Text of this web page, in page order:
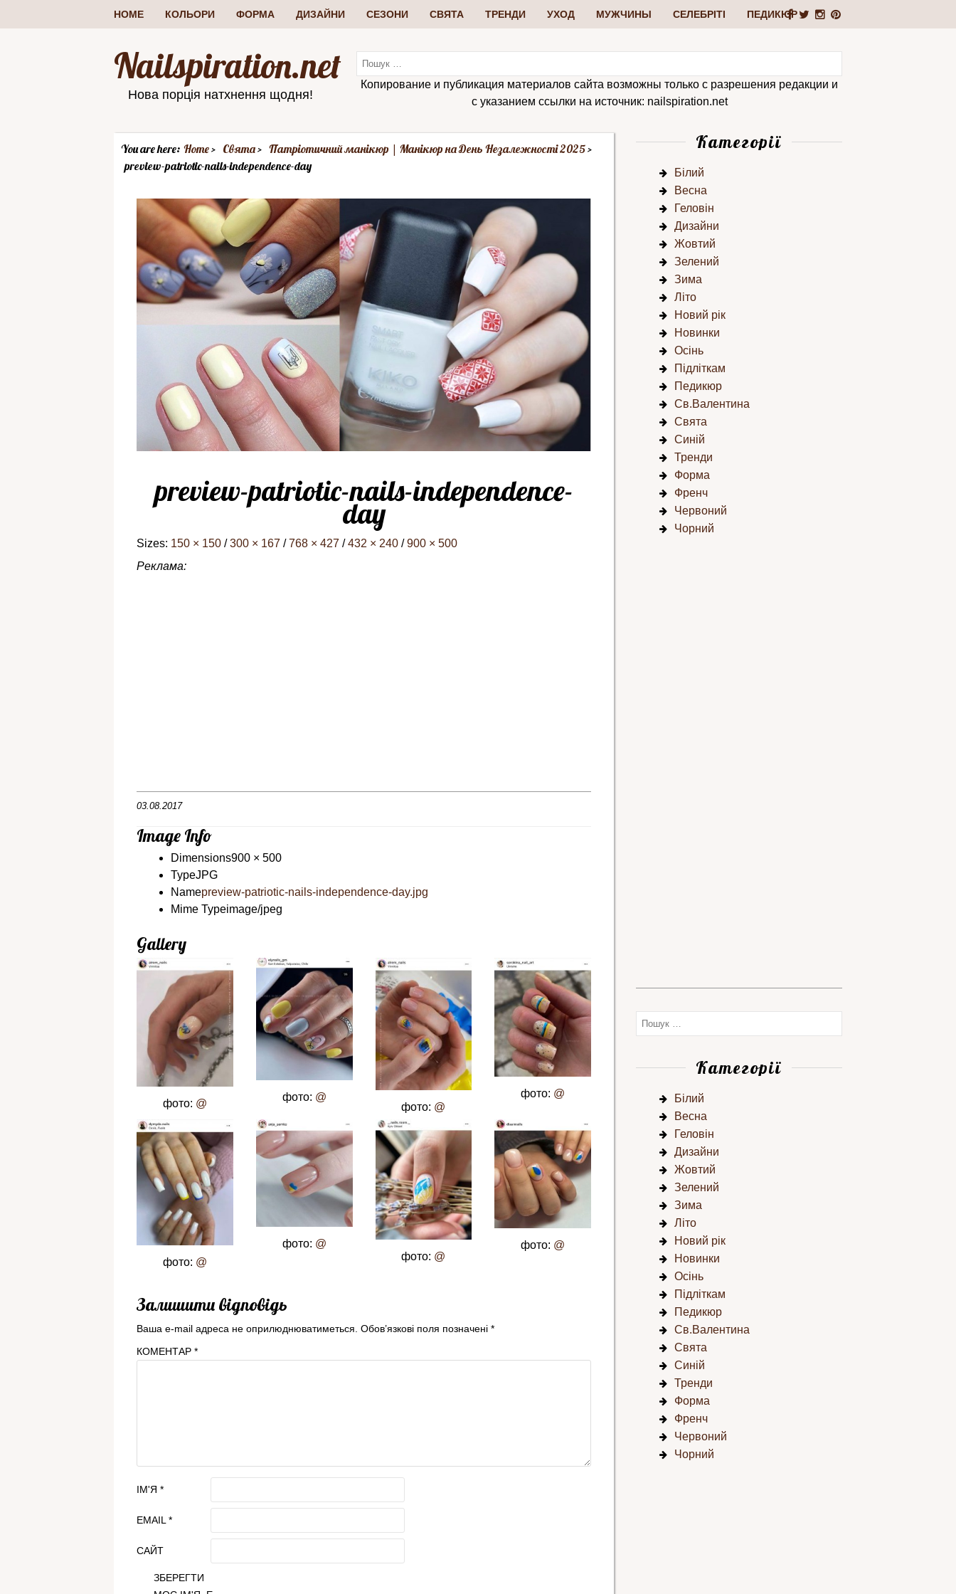
HOME КОЛЬОРИ ФОРМА ДИЗАЙНИ СЕЗОНИ СВЯТА ТРЕНДИ УХОД МУЖЧИНЫ СЕЛЕБРІТІ ПЕДИКЮР
Nailspiration.net
Нова порція натхнення щодня!
Копирование и публикация материалов сайта возможны только с разрешения редакции и
с указанием ссылки на источник: nailspiration.net
You are here: Home Свята
Патріотичний манікюр | Манікюр на День Незалежності 2025
preview-patriotic-nails-independence-day
preview-patriotic-nails-independence-
day
Sizes: 150 × 150 / 300 × 167 / 768 × 427 / 432 × 240 / 900 × 500
Реклама:
03.08.2017
Image Info
Dimensions900 × 500
TypeJPG
Namepreview-patriotic-nails-independence-day.jpg
Mime Typeimage/jpeg
Gallery
фото: @
фото: @
фото: @
фото: @
фото: @
фото: @
фото: @
фото: @
Залишити відповідь
Ваша e-mail адреса не оприлюднюватиметься. Обов’язкові поля позначені *
КОМЕНТАР *
ІМ'Я *
EMAIL *
САЙТ
ЗБЕРЕГТИ
Категорії
Білий
Весна
Геловін
Дизайни
Жовтий
Зелений
Зима
Літо
Новий рік
Новинки
Осінь
Підліткам
Педикюр
Св.Валентина
Свята
Синій
Тренди
Форма
Френч
Червоний
Чорний
Категорії
Білий
Весна
Геловін
Дизайни
Жовтий
Зелений
Зима
Літо
Новий рік
Новинки
Осінь
Підліткам
Педикюр
Св.Валентина
Свята
Синій
Тренди
Форма
Френч
Червоний
Чорний